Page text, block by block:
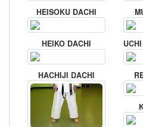
HEISOKU DACHI
HEIKO DACHI
HACHIJI DACHI